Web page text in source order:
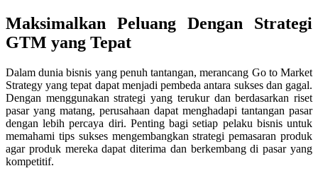
Maksimalkan Peluang Dengan Strategi
GTM yang Tepat
Dalam dunia bisnis yang penuh tantangan, merancang Go to Market
Strategy yang tepat dapat menjadi pembeda antara sukses dan gagal.
Dengan menggunakan strategi yang terukur dan berdasarkan riset
pasar yang matang, perusahaan dapat menghadapi tantangan pasar
dengan lebih percaya diri. Penting bagi setiap pelaku bisnis untuk
memahami tips sukses mengembangkan strategi pemasaran produk
agar produk mereka dapat diterima dan berkembang di pasar yang
kompetitif.